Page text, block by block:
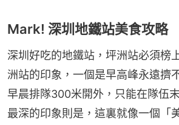
Mark! 深圳地鐵站美食攻略
深圳好吃的地鐵站，坪洲站必須榜
洲站的印象，一個是早高峰永遠擠
早晨排隊300米開外，只能在隊伍
最深的印象則是，這裏就像一個「